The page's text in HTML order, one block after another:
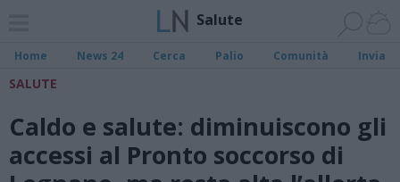
Salute
Home News 24 Cerca Palio Comunità Invia
SALUTE
Caldo e salute: diminuiscono gli
accessi al Pronto soccorso di